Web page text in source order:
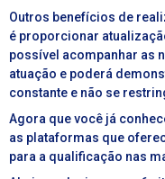
Outros benefícios de
é proporcionar
possível acompanhar as
atuação e poderá
constante e não se
Agora que você já
as plataformas que
para a qualificação nas